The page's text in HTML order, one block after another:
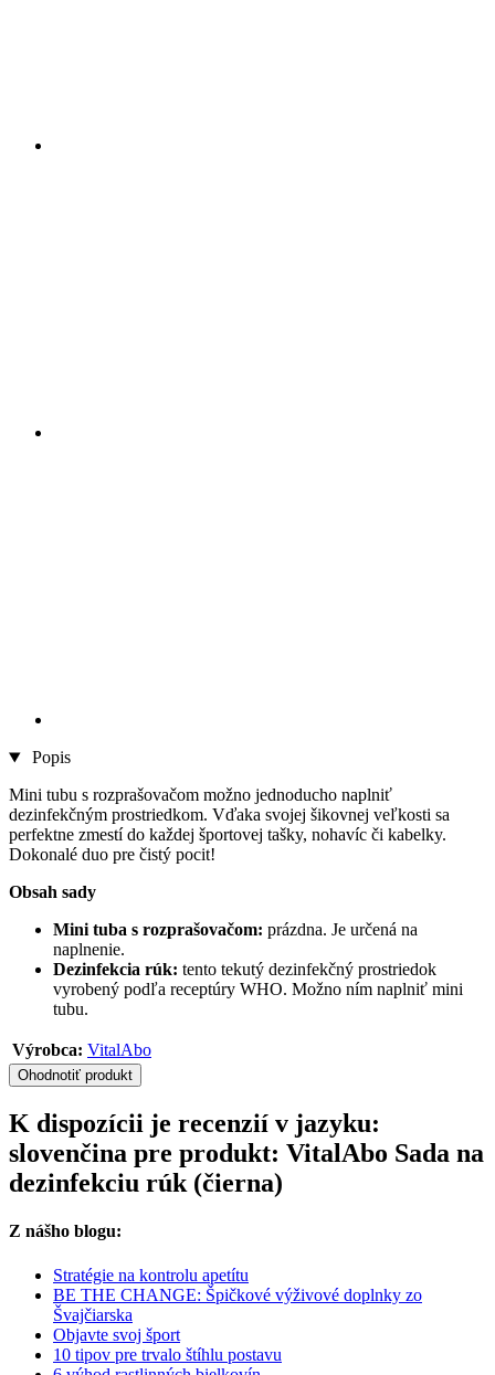
Popis
Mini tubu s rozprašovačom možno jednoducho naplniť
dezinfekčným prostriedkom. Vďaka svojej šikovnej veľkosti sa
perfektne zmestí do každej športovej tašky, nohavíc či kabelky.
Dokonalé duo pre čistý pocit!
Obsah sady
Mini tuba s rozprašovačom: prázdna. Je určená na
naplnenie.
Dezinfekcia rúk: tento tekutý dezinfekčný prostriedok
vyrobený podľa receptúry WHO. Možno ním naplniť mini
tubu.
Výrobca: VitalAbo
Ohodnotiť produkt
K dispozícii je recenzií v jazyku:
slovenčina pre produkt: VitalAbo Sada na
dezinfekciu rúk (čierna)
Z nášho blogu:
Stratégie na kontrolu apetítu
BE THE CHANGE: Špičkové výživové doplnky zo
Švajčiarska
Objavte svoj šport
10 tipov pre trvalo štíhlu postavu